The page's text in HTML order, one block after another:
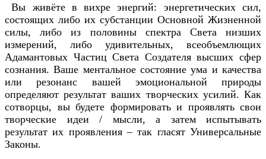
Вы живёте в вихре энергий: энергетических сил,
состоящих либо их субстанции Основной Жизненной
силы, либо из половины спектра Света низших
измерений, либо удивительных, всеобъемлющих
Адамантовых Частиц Света Создателя высших сфер
сознания. Ваше ментальное состояние ума и качества
или резонанс вашей эмоциональной природы
определяют результат ваших творческих усилий. Как
сотворцы, вы будете формировать и проявлять свои
творческие идеи / мысли, а затем испытывать
результат их проявления – так гласят Универсальные
Законы.